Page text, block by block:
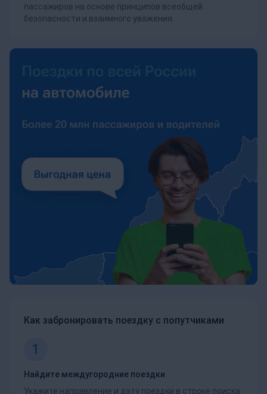
пассажиров на основе принципов всеобщей
безопасности и взаимного уважения.
Как забронировать поездку с попутчиками
1
Найдите междугородние поездки
Укажите направление и дату поездки в строке поиска